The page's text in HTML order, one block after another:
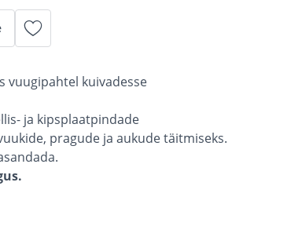
vuugipahtel kuivadesse
ja kipsplaatpindade
pragude ja aukude täitmiseks.